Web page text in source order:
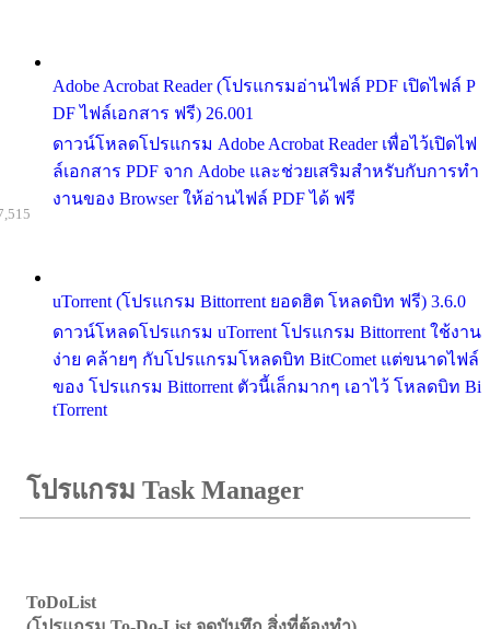
Adobe Acrobat Reader (โปรแกรมอ่านไฟล์ PDF เปิดไฟล์ P
DF ไฟล์เอกสาร ฟรี) 26.001
ดาวน์โหลดโปรแกรม Adobe Acrobat Reader เพื่อไว้เปิดไฟ
ล์เอกสาร PDF จาก Adobe และช่วยเสริมสำหรับกับการทำ
งานของ Browser ให้อ่านไฟล์ PDF ได้ ฟรี
uTorrent (โปรแกรม Bittorrent ยอดฮิต โหลดบิท ฟรี) 3.6.0
ดาวน์โหลดโปรแกรม uTorrent โปรแกรม Bittorrent ใช้งาน
ง่าย คล้ายๆ กับโปรแกรมโหลดบิท BitComet แต่ขนาดไฟล์
ของ โปรแกรม Bittorrent ตัวนี้เล็กมากๆ เอาไว้ โหลดบิท Bi
tTorrent
โปรแกรม Task Manager
ToDoList